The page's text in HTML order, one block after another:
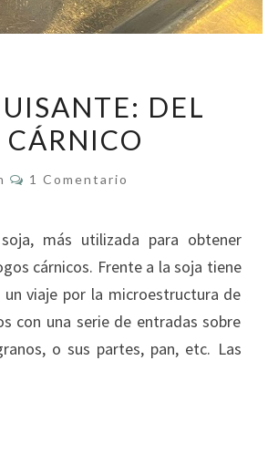
DEL
Comentarios
1 Comentario
más utilizada para obtener
cárnicos. Frente a la soja tiene
viaje por la microestructura de
con una serie de entradas sobre
o sus partes, pan, etc. Las